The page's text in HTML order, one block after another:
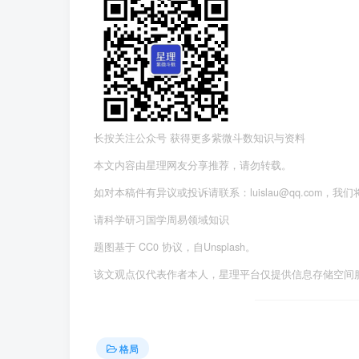
长按关注公众号 获得更多紫微斗数知识与资料
本文内容由星理网友分享推荐，请勿转载。
如对本稿件有异议或投诉请联系：luislau@qq.com，我们
请科学研习国学周易领域知识
题图基于 CC0 协议，自Unsplash。
该文观点仅代表作者本人，星理平台仅提供信息存储空间
格局